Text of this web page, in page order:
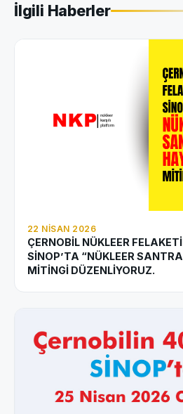
İlgili Haberler
22 NISAN 2026
ÇERNOBİL NÜKLEER
SİNOP’TA “NÜKLEER
MİTİNGİ DÜZENLİYORUZ.